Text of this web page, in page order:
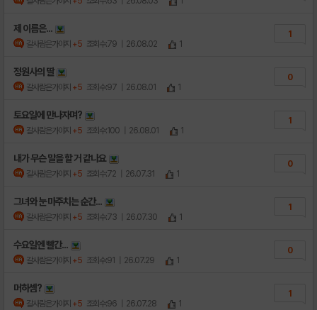
제 이름은...
갈사람은가야지 +5 조회수:79 | 26.08.02 1
1
정원사의 딸
갈사람은가야지 +5 조회수:97 | 26.08.01 1
0
토요일에 만나자며?
갈사람은가야지 +5 조회수:100 | 26.08.01 1
1
내가 무슨 말을 할 거 같나요
갈사람은가야지 +5 조회수:72 | 26.07.31 1
0
그녀와 눈 마주치는 순간...
갈사람은가야지 +5 조회수:73 | 26.07.30 1
1
수요일엔 빨간...
갈사람은가야지 +5 조회수:91 | 26.07.29 1
0
머하셈?
갈사람은가야지 +5 조회수:96 | 26.07.28 1
1